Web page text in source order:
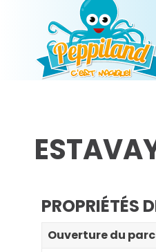
PROPRIÉTÉS
Ouverture du parc